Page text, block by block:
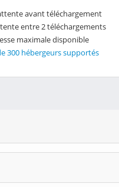
avant téléchargement
entre 2 téléchargements
maximale disponible
300 hébergeurs supportés